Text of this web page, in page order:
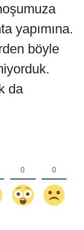
yapımına.
böyle
da